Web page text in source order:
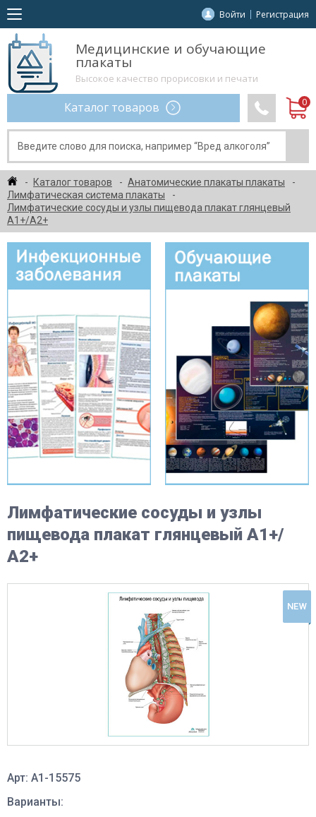
Войти Регистрация
Медицинские и обучающие
плакаты
Высокое качество прорисовки и печати
Каталог товаров
Каталог товаров
Анатомические плакаты плакаты
Лимфатическая система плакаты
Лимфатические сосуды и узлы пищевода плакат глянцевый
А1+/А2+
Лимфатические сосуды и узлы
пищевода плакат глянцевый А1+/
А2+
NEW
Арт: A1-15575
Варианты: